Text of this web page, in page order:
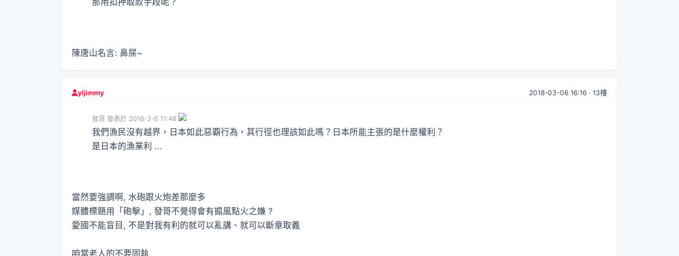
陳唐山名言: 鼻屎~
yljimmy 2018-03-06 16:16 · 13樓
發哥 發表於 2018-3-6 11:48
我們漁民沒有越界，日本如此惡覇行為，其行徑也理該如此嗎？日本所能主張的是什麼權利？
是日本的漁業利 ...
當然要強調啊, 水砲跟火炮差那麼多
媒體標題用「砲擊」, 發哥不覺得會有搧風點火之嫌 ?
愛國不能盲目, 不是對我有利的就可以亂講、就可以斷章取義
咱當老人的不要固執